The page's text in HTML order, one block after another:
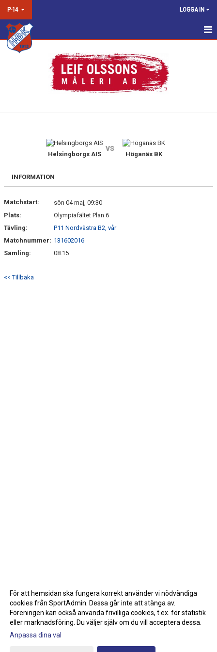
P-14 LOGGA IN
HEM
DOKUMENT
Helsingborgs AIS
vs
Höganäs BK
INFORMATION
Matchstart:
sön 04 maj, 09:30
Plats:
Olympiafältet Plan 6
Tävling:
P11 Nordvästra B2, vår
Matchnummer: 131602016
Samling:
08:15
<< Tillbaka
Gå till Webbversion
För att hemsidan ska fungera korrekt använder vi nödvändiga
cookies från SportAdmin. Dessa går inte att stänga av.
Föreningen kan också använda frivilliga cookies, t.ex. för statistik
eller marknadsföring. Du väljer själv om du vill acceptera dessa.
Anpassa dina val